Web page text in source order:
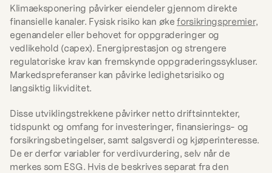
Klimaeksponering påvirker eiendeler gjennom direkte
finansielle kanaler. Fysisk risiko kan øke forsikringspremier,
egenandeler eller behovet for oppgraderinger og
vedlikehold (capex). Energiprestasjon og strengere
regulatoriske krav kan fremskynde oppgraderingssykluser.
Markedspreferanser kan påvirke ledighetsrisiko og
langsiktig likviditet.
Disse utviklingstrekkene påvirker netto driftsinntekter,
tidspunkt og omfang for investeringer, finansierings- og
forsikringsbetingelser, samt salgsverdi og kjøperinteresse.
De er derfor variabler for verdivurdering, selv når de
merkes som ESG. Hvis de beskrives separat fra den